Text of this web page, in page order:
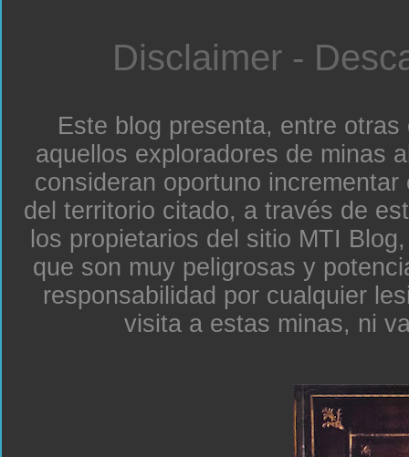
Disclaimer -
Este blog presenta, entre
aquellos exploradores de minas
consideran oportuno
del territorio citado, a través de
los propietarios del sitio MTI
que son muy peligrosas y
responsabilidad por cualquier
visita a estas minas, ni